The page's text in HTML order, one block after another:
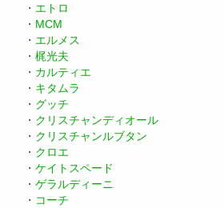
・ エトロ
・ MCM
・ エルメス
・ 梶光夫
・ カルティエ
・ キタムラ
・ グッチ
・ クリスチャンディオール
・ クリスチャンルブタン
・ クロエ
・ ケイトスペード
・ ゲラルディーニ
・ コーチ